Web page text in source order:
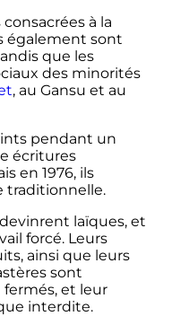
à la
également sont
que les
des minorités
, au Gansu et au
pendant un
écritures
en 1976, ils
traditionnelle.
laïques, et
forcé. Leurs
ainsi que leurs
sont
et leur
interdite.